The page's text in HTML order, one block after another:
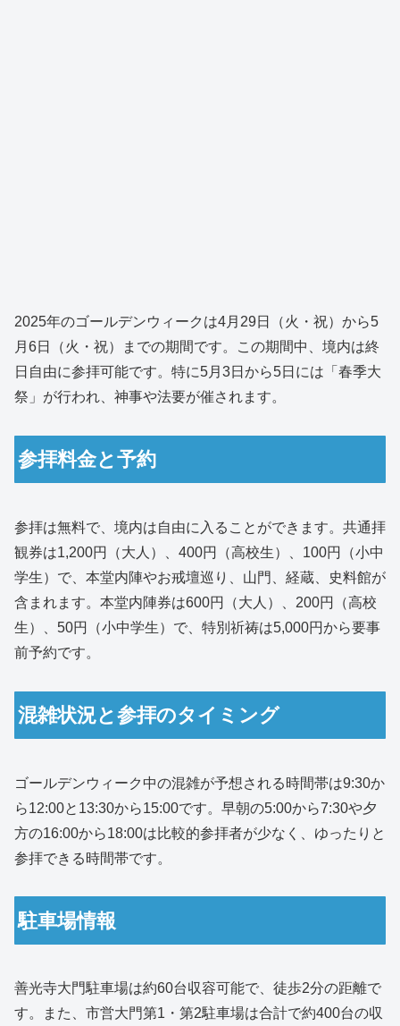
2025年のゴールデンウィークは4月29日（火・祝）から5
月6日（火・祝）までの期間です。この期間中、境内は終
日自由に参拝可能です。特に5月3日から5日には「春季大
祭」が行われ、神事や法要が催されます。
参拝料金と予約
参拝は無料で、境内は自由に入ることができます。共通拝
観券は1,200円（大人）、400円（高校生）、100円（小中
学生）で、本堂内陣やお戒壇巡り、山門、経蔵、史料館が
含まれます。本堂内陣券は600円（大人）、200円（高校
生）、50円（小中学生）で、特別祈祷は5,000円から要事
前予約です。
混雑状況と参拝のタイミング
ゴールデンウィーク中の混雑が予想される時間帯は9:30か
ら12:00と13:30から15:00です。早朝の5:00から7:30や夕
方の16:00から18:00は比較的参拝者が少なく、ゆったりと
参拝できる時間帯です。
駐車場情報
善光寺大門駐車場は約60台収容可能で、徒歩2分の距離で
す。また、市営大門第1・第2駐車場は合計で約400台の収